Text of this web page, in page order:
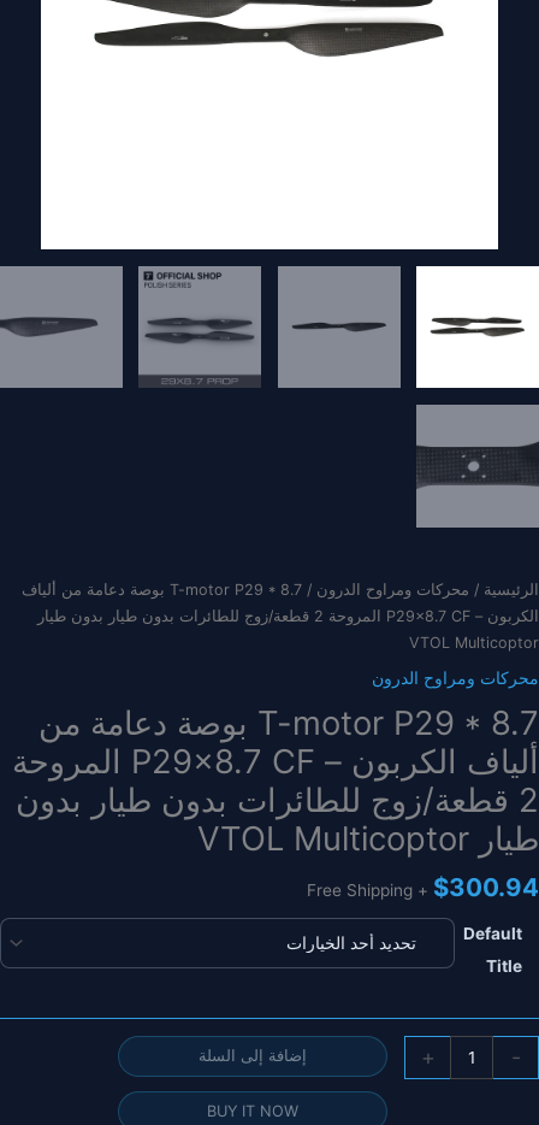
الرئيسية / محركات ومراوح الدرون
/ T-motor P29 * 8.7 بوصة دعامة من ألياف
الكربون – P29x8.7 CF المروحة 2 قطعة/زوج للطائرات بدون طيار بدون طيار
VTOL Multicoptor
محركات ومراوح الدرون
T-motor P29 * 8.7 بوصة دعامة من
ألياف الكربون – P29x8.7 CF المروحة
2 قطعة/زوج للطائرات بدون طيار بدون
طيار VTOL Multicoptor
$300.94
+ Free Shipping
Default
Title
-
T-
+ إضافة إلى السلة
BUY IT NOW